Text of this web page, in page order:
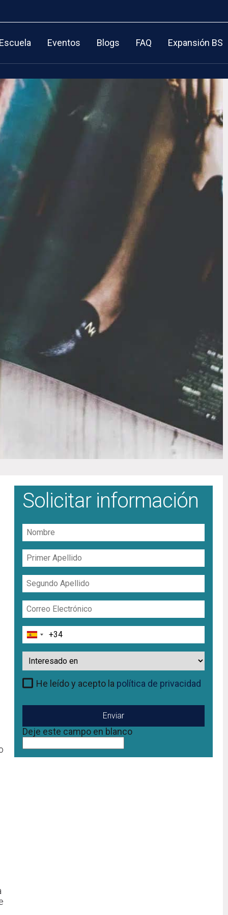
Eventos Blogs FAQ Expansión BS
Solicitar información
Nombre
Primer
Apellido
Segundo
Apellido
Correo
Electrónico
Teléfono
Interesado
en
He leído y acepto la política de privacidad
Deje este campo en blanco